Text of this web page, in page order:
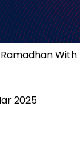
With
2025